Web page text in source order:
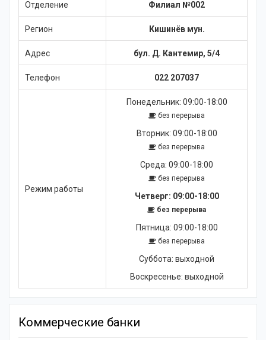
Отделение Филиал №002
Регион Кишинёв мун.
Адрес бул. Д. Кантемир, 5/4
Телефон 022 207037
Режим работы
Понедельник: 09:00-18:00
без перерыва
Вторник: 09:00-18:00
без перерыва
Среда: 09:00-18:00
без перерыва
Четверг: 09:00-18:00
без перерыва
Пятница: 09:00-18:00
без перерыва
Суббота: выходной
Воскресенье: выходной
Коммерческие банки